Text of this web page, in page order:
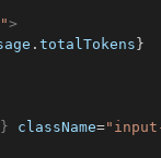
">
. totalTokens}
} className="